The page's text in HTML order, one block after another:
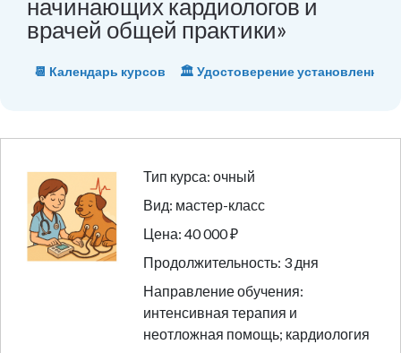
начинающих кардиологов и
врачей общей практики»
📆 Календарь курсов 🏛 Удостоверение
Тип курса: очный
Вид: мастер-класс
Цена: 40 000 ₽
Продолжительность: 3 дня
Направление обучения:
интенсивная терапия и
неотложная помощь; кардиология